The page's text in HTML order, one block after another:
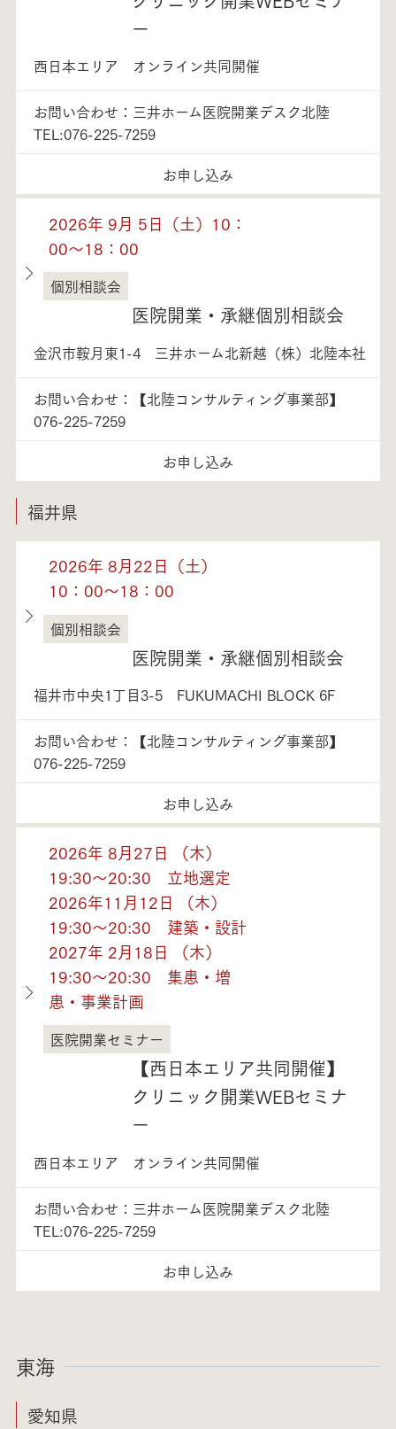
ー
西日本エリア オンライン共同開催
お問い合わせ：三井ホーム医院開業デスク北陸
TEL:076-225-7259
お申し込み
2026年 9月 5日（土）10：
00～18：00
石川県
個別相談会
医院開業・承継個別相談会
金沢市鞍月東1-4 三井ホーム北新越（株）北陸本社
お問い合わせ：【北陸コンサルティング事業部】
076-225-7259
お申し込み
福井県
2026年 8月22日（土）
10：00～18：00
福井県
個別相談会
医院開業・承継個別相談会
福井市中央1丁目3-5 FUKUMACHI BLOCK 6F
お問い合わせ：【北陸コンサルティング事業部】
076-225-7259
お申し込み
2026年 8月27日 （木）
19:30～20:30 立地選定
2026年11月12日 （木）
19:30～20:30 建築・設計
2027年 2月18日 （木）
19:30～20:30 集患・増
患・事業計画
福井県
医院開業セミナー
【西日本エリア共同開催】
クリニック開業WEBセミナ
ー
西日本エリア オンライン共同開催
お問い合わせ：三井ホーム医院開業デスク北陸
TEL:076-225-7259
お申し込み
東海
愛知県